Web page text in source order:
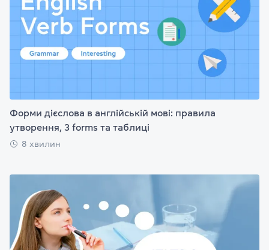
Форми дієслова в англійській мові: правила
утворення, 3 forms та таблиці
8 хвилин